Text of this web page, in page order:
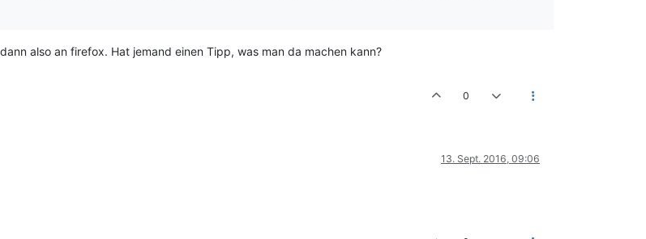
also an firefox. Hat jemand einen Tipp, was man da machen kann?
0
13. Sept. 2016, 09:06